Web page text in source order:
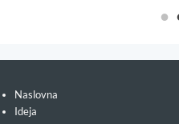
Naslovna
Ideja